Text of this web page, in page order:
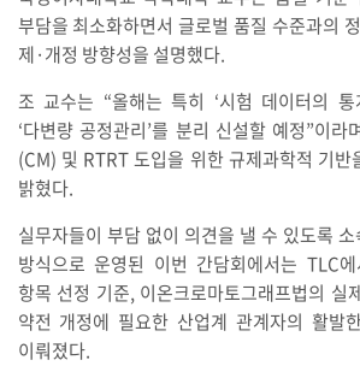
부담을 최소화하면서 글로벌 품질 수준과의
제·개정 방향성을 설명했다.
조 교수는 “올해는 특히 ‘시험 데이터의
‘다변량 공정관리’를 분리 신설할 예정”이라
(CM) 및 RTRT 도입을 위한 규제과학적 기반
밝혔다.
실무자들이 부담 없이 의견을 낼 수 있도록
방식으로 운영된 이번 간담회에서는 TLC
항목 선정 기준, 이온크로마토그래프법의 실
약전 개정에 필요한 산업계 관계자의 활발
이뤄졌다.